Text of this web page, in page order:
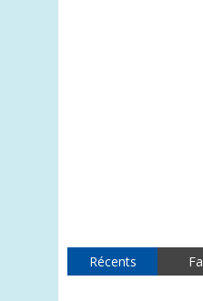
Récents